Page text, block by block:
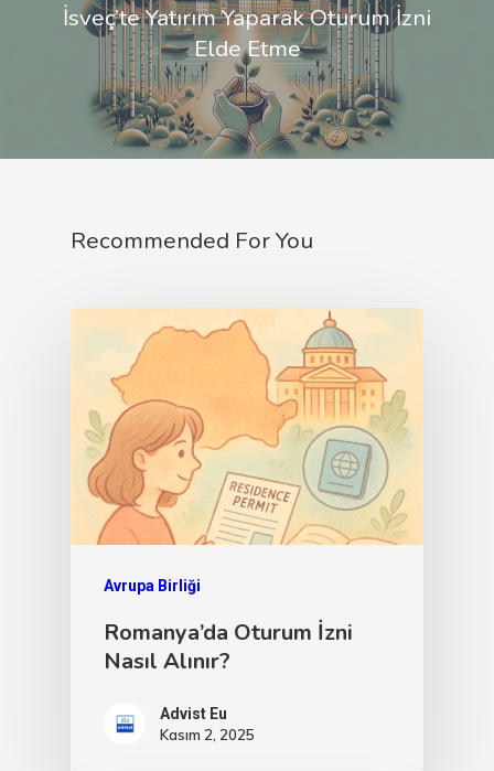
İsveç’te Yatırım Yaparak Oturum İzni
Elde Etme
Recommended For You
Avrupa Birliği
Romanya’da Oturum İzni
Nasıl Alınır?
Advist Eu
Kasım 2, 2025